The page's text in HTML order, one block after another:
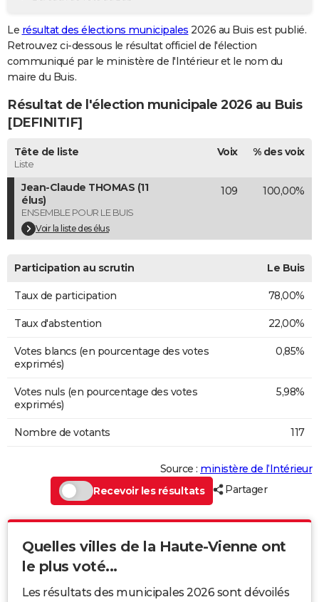
GUIDES D'ACHAT
BONS PLANS
CARTE DE VOEUX
Carte de Noël
Carte Bonne année
Carte Saint-Valentin
Carte Pâques
Carte d'anniversaire
DICTIONNAIRE
Dictionnaire
Biographies
Citations
Expressions
Proverbes
PROGRAMME TV
COPAINS D'AVANT
S'inscrire
Se connecter
Lycées
Collèges
Primaires
Universités
Entreprises
Service militaire
Avis de recherche
AVIS DE DÉCÈS
Bricolage
Lifestyle
Culture
Sport
Auto
Television
Voyage
Cinema
Le résultat des élections municipales 2026 au Buis est publié.
Retrouvez ci-dessous le résultat officiel de l'élection
communiqué par le ministère de l'Intérieur et le nom du
maire du Buis.
Résultat de l'élection municipale 2026 au Buis
[DEFINITIF]
Tête de liste
Liste
Voix % des voix
Jean-Claude THOMAS (11
élus)
ENSEMBLE POUR LE BUIS
Voir la liste des élus
109 100,00%
Participation au scrutin Le Buis
Taux de participation 78,00%
Taux d'abstention 22,00%
Votes blancs (en pourcentage des votes
exprimés)
0,85%
Votes nuls (en pourcentage des votes
exprimés)
5,98%
Nombre de votants 117
Source : ministère de l’Intérieur
Recevoir les résultats
Partager
Quelles villes de la Haute-Vienne ont
le plus voté...
Les résultats des municipales 2026 sont dévoilés